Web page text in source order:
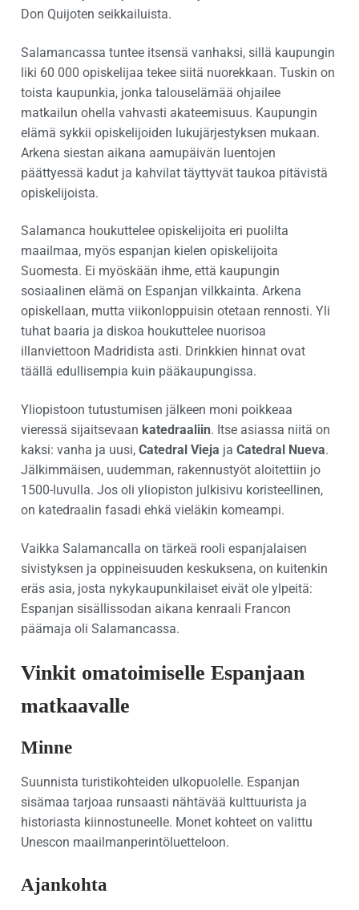
Don Quijoten seikkailuista.
Salamancassa tuntee itsensä vanhaksi, sillä kaupungin
liki 60 000 opiskelijaa tekee siitä nuorekkaan. Tuskin on
toista kaupunkia, jonka talouselämää ohjailee
matkailun ohella vahvasti akateemisuus. Kaupungin
elämä sykkii opiskelijoiden lukujärjestyksen mukaan.
Arkena siestan aikana aamupäivän luentojen
päättyessä kadut ja kahvilat täyttyvät taukoa pitävistä
opiskelijoista.
Salamanca houkuttelee opiskelijoita eri puolilta
maailmaa, myös espanjan kielen opiskelijoita
Suomesta. Ei myöskään ihme, että kaupungin
sosiaalinen elämä on Espanjan vilkkainta. Arkena
opiskellaan, mutta viikonloppuisin otetaan rennosti. Yli
tuhat baaria ja diskoa houkuttelee nuorisoa
illanviettoon Madridista asti. Drinkkien hinnat ovat
täällä edullisempia kuin pääkaupungissa.
Yliopistoon tutustumisen jälkeen moni poikkeaa
vieressä sijaitsevaan katedraaliin. Itse asiassa niitä on
kaksi: vanha ja uusi, Catedral Vieja ja Catedral Nueva.
Jälkimmäisen, uudemman, rakennustyöt aloitettiin jo
1500-luvulla. Jos oli yliopiston julkisivu koristeellinen,
on katedraalin fasadi ehkä vieläkin komeampi.
Vaikka Salamancalla on tärkeä rooli espanjalaisen
sivistyksen ja oppineisuuden keskuksena, on kuitenkin
eräs asia, josta nykykaupunkilaiset eivät ole ylpeitä:
Espanjan sisällissodan aikana kenraali Francon
päämaja oli Salamancassa.
Vinkit omatoimiselle Espanjaan
matkaavalle
Minne
Suunnista turistikohteiden ulkopuolelle. Espanjan
sisämaa tarjoaa runsaasti nähtävää kulttuurista ja
historiasta kiinnostuneelle. Monet kohteet on valittu
Unescon maailmanperintöluetteloon.
Ajankohta